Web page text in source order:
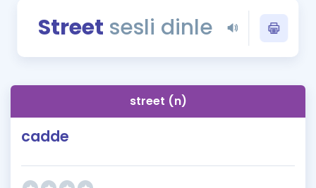
Blog
İngilizce Gramer
Street sesli dinle
street (n)
cadde